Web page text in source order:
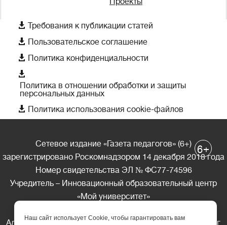
 Требования к публикации статей
 Пользовательское соглашение
 Политика конфиденциальности

Политика в отношении обработки и защиты
персональных данных
 Политика использования cookie-файлов
Сетевое издание «Газета педагогов» (6+)
зарегистрировано Роскомнадзором 14 декабря 2018 года
Номер свидетельства ЭЛ № ФС77-74596
Учредитель – Инновационный образовательный центр
«Мой университет»
Адрес редакции: 185035 Россия, Республика Карелия, г.
6+
Наш сайт использует Cookie, чтобы гарантировать вам